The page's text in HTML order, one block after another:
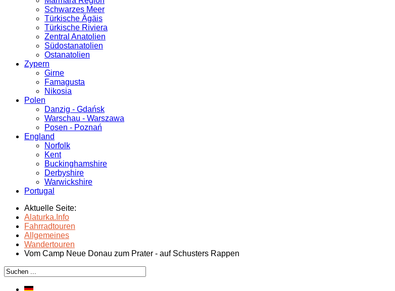
Schwarzes Meer
Türkische Ägäis
Türkische Riviera
Zentral Anatolien
Südostanatolien
Ostanatolien
Zypern
Girne
Famagusta
Nikosia
Polen
Danzig - Gdańsk
Warschau - Warszawa
Posen - Poznań
England
Norfolk
Kent
Buckinghamshire
Derbyshire
Warwickshire
Portugal
Aktuelle Seite:
Alaturka.Info
Fahrradtouren
Allgemeines
Wandertouren
Vom Camp Neue Donau zum Prater - auf Schusters Rappen